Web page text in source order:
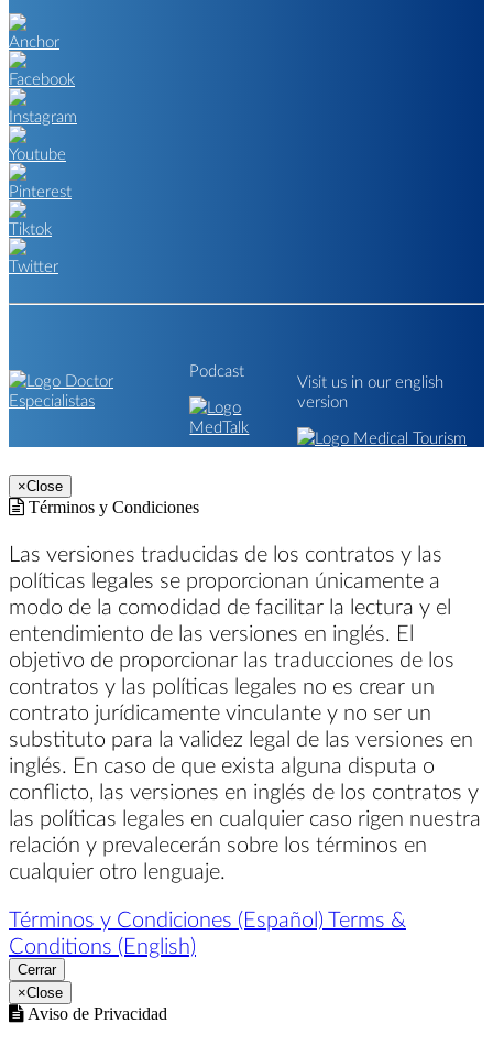
Podcast
Visit us in our english
version
×Close
Términos y Condiciones
Las versiones traducidas de los contratos y las
políticas legales se proporcionan únicamente a
modo de la comodidad de facilitar la lectura y el
entendimiento de las versiones en inglés. El
objetivo de proporcionar las traducciones de los
contratos y las políticas legales no es crear un
contrato jurídicamente vinculante y no ser un
substituto para la validez legal de las versiones en
inglés. En caso de que exista alguna disputa o
conflicto, las versiones en inglés de los contratos y
las políticas legales en cualquier caso rigen nuestra
relación y prevalecerán sobre los términos en
cualquier otro lenguaje.
Términos y Condiciones (Español) Terms &
Conditions (English)
Cerrar
×Close
Aviso de Privacidad